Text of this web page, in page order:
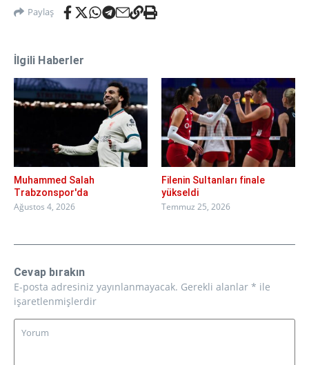
Paylaş
İlgili Haberler
Muhammed Salah
Trabzonspor'da
Ağustos 4, 2026
Filenin Sultanları finale
yükseldi
Temmuz 25, 2026
Cevap bırakın
E-posta adresiniz yayınlanmayacak. Gerekli alanlar * ile
işaretlenmişlerdir